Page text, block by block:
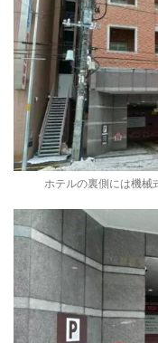
ホテルの裏側には機械